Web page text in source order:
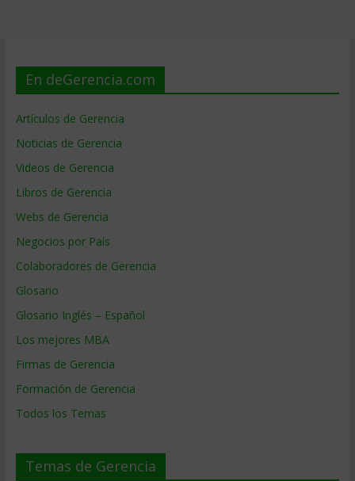
En deGerencia.com
Artículos de Gerencia
Noticias de Gerencia
Videos de Gerencia
Libros de Gerencia
Webs de Gerencia
Negocios por País
Colaboradores de Gerencia
Glosario
Glosario Inglés – Español
Los mejores MBA
Firmas de Gerencia
Formación de Gerencia
Todos los Temas
Temas de Gerencia